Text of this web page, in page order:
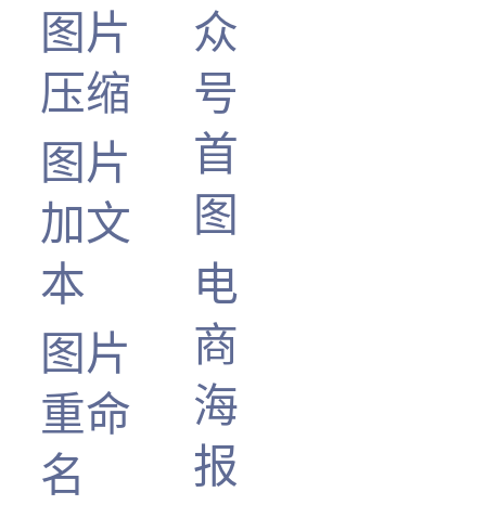
图片
压缩
图片
加文
本
图片
重命
名
众
号
首
图
电
商
海
报